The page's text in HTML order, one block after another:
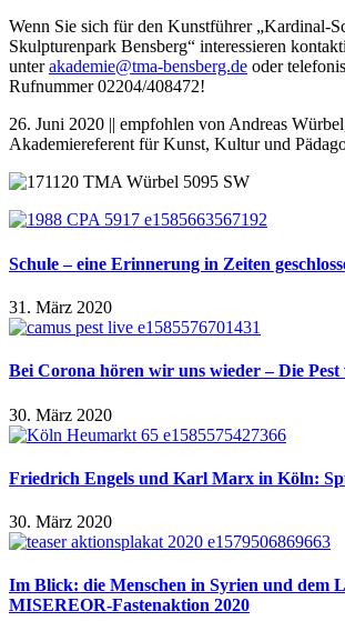
Wenn Sie sich für den Kunstführer „Kardinal-
Skulpturenpark Bensberg“ interessieren
unterakademie@tma-bensberg.de oder
Rufnummer 02204/408472!
26. Juni 2020 || empfohlen von Andreas
Akademiereferent für Kunst, Kultur und
Schule – eine Erinnerung in Zeiten
31. März 2020
Bei Corona hören wir uns wieder – Die
30. März 2020
Friedrich Engels und Karl Marx in Köln:
30. März 2020
Im Blick: die Menschen in Syrien und dem
MISEREOR-Fastenaktion 2020